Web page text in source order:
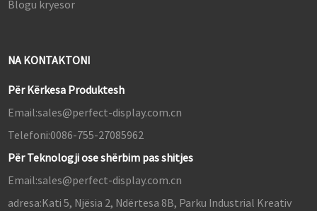
Blogu kryesor
NA KONTAKTONI
Për Kërkesa Produktesh
Email:sales@perfect-display.com.cn
Telefoni:0086-755-27085962
Për Teknologji ose shërbim pas shitjes
Email:sales@perfect-display.com.cn
adresa:Kati 5, Njësia 2, Ndërtesa 8B, Parku Industrial Kreativ